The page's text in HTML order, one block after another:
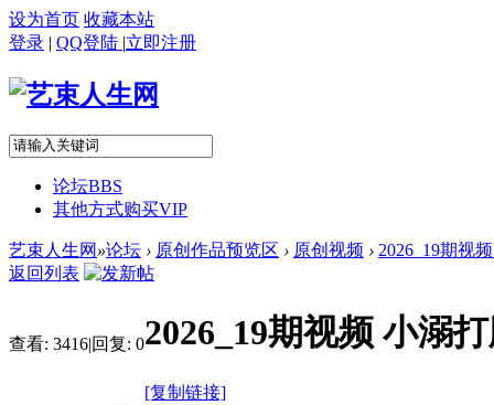
设为首页 收藏本站
登录 | QQ登陆 |立即注册
论坛BBS
其他方式购买VIP
艺束人生网 »论坛 › 原创作品预览区 › 原创视频 › 2026_19期视
返回列表
查看: 3416|回复: 02026_19期视频 小溺
[复制链接]